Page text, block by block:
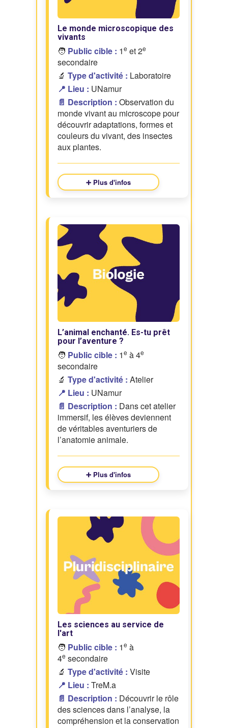
Le monde microscopique des
vivants
🧑 Public cible : 1e et 2e
secondaire
🔬 Type d'activité : Laboratoire
📍 Lieu : UNamur
📄 Description : Observation du
monde vivant au microscope pour
découvrir adaptations, formes et
couleurs du vivant, des insectes
aux plantes.
➕ Plus d'infos
L’animal enchanté. Es-tu prêt
pour l’aventure ?
🧑 Public cible : 1e à 4e
secondaire
🔬 Type d'activité : Atelier
📍 Lieu : UNamur
📄 Description : Dans cet atelier
immersif, les élèves deviennent
de véritables aventuriers de
l’anatomie animale.
➕ Plus d'infos
Les sciences au service de
l'art
🧑 Public cible : 1e à
4e secondaire
🔬 Type d'activité : Visite
📍 Lieu : TreM.a
📄 Description : Découvrir le rôle
des sciences dans l’analyse, la
compréhension et la conservation